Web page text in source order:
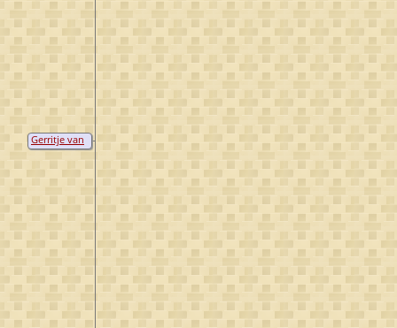
Gerritje van
Osenbrugge